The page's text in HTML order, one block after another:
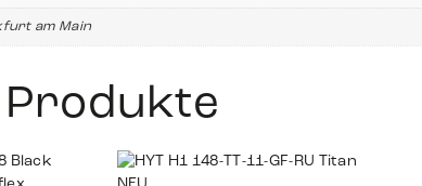
am Main